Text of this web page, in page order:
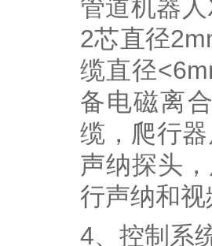
管道机器
2芯直径
缆直径
备电磁离
缆，爬行
声纳探头
行声纳和
4、控制系